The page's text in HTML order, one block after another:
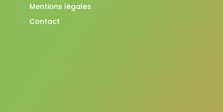
Mentions légales
Contact